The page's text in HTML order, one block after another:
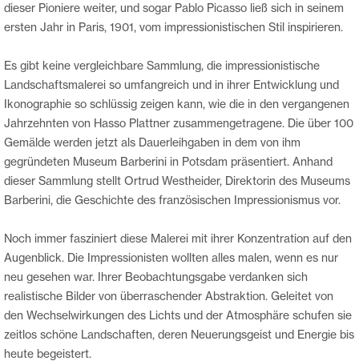
dieser Pioniere weiter, und sogar Pablo Picasso ließ sich in seinem
ersten Jahr in Paris, 1901, vom impressionistischen Stil inspirieren.
Es gibt keine vergleichbare Sammlung, die impressionistische
Landschaftsmalerei so umfangreich und in ihrer Entwicklung und
Ikonographie so schlüssig zeigen kann, wie die in den vergangenen
Jahrzehnten von Hasso Plattner zusammengetragene. Die über 100
Gemälde werden jetzt als Dauerleihgaben in dem von ihm
gegründeten Museum Barberini in Potsdam präsentiert. Anhand
dieser Sammlung stellt Ortrud Westheider, Direktorin des Museums
Barberini, die Geschichte des französischen Impressionismus vor.
Noch immer fasziniert diese Malerei mit ihrer Konzentration auf den
Augenblick. Die Impressionisten wollten alles malen, wenn es nur
neu gesehen war. Ihrer Beobachtungsgabe verdanken sich
realistische Bilder von überraschender Abstraktion. Geleitet von
den Wechselwirkungen des Lichts und der Atmosphäre schufen sie
zeitlos schöne Landschaften, deren Neuerungsgeist und Energie bis
heute begeistert.